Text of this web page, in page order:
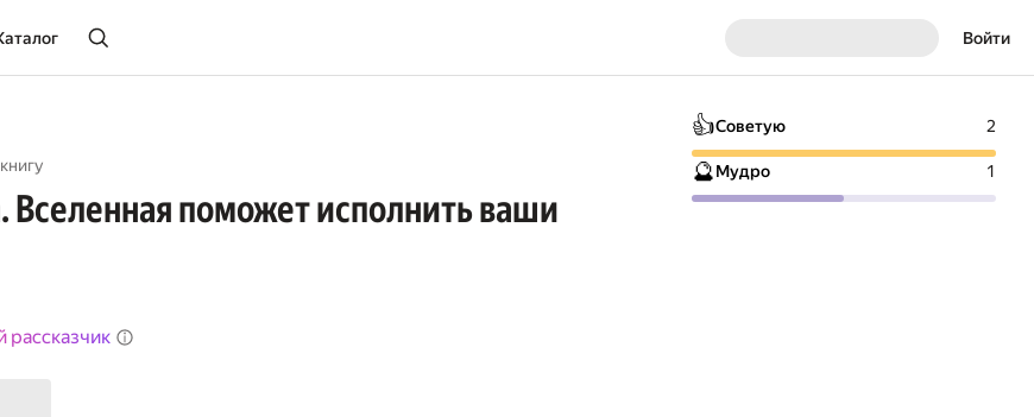
Войти
Вселенная поможет исполнить ваши
рассказчик
👍Советую 2
🔮Мудро 1